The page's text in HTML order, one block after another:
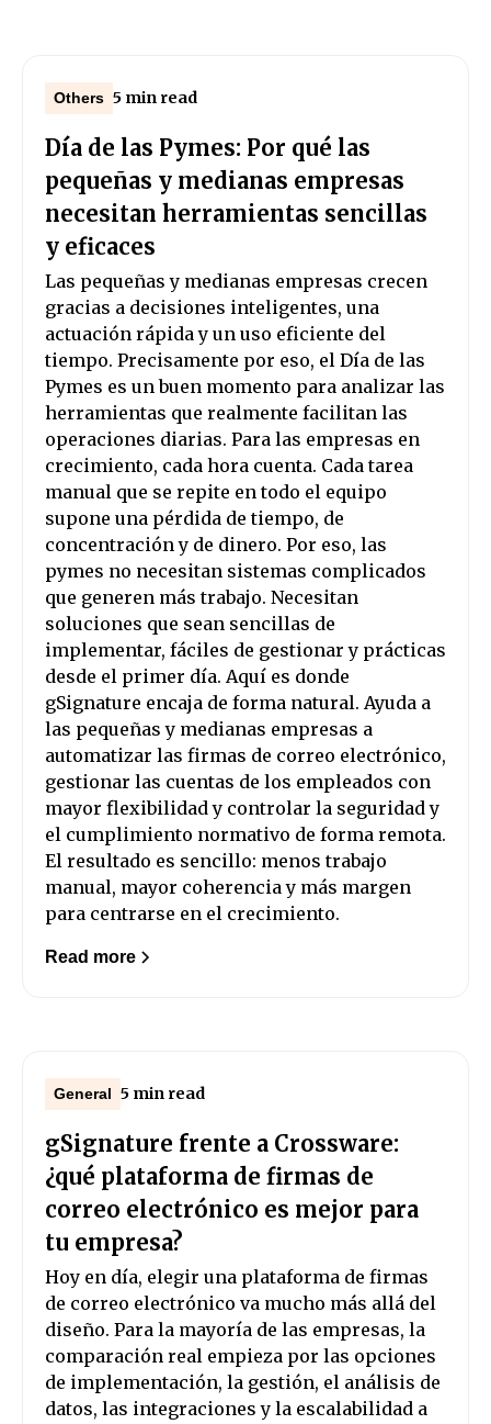
Others 5 min read
Día de las Pymes: Por qué las
pequeñas y medianas empresas
necesitan herramientas sencillas
y eficaces
Las pequeñas y medianas empresas crecen
gracias a decisiones inteligentes, una
actuación rápida y un uso eficiente del
tiempo. Precisamente por eso, el Día de las
Pymes es un buen momento para analizar las
herramientas que realmente facilitan las
operaciones diarias. Para las empresas en
crecimiento, cada hora cuenta. Cada tarea
manual que se repite en todo el equipo
supone una pérdida de tiempo, de
concentración y de dinero. Por eso, las
pymes no necesitan sistemas complicados
que generen más trabajo. Necesitan
soluciones que sean sencillas de
implementar, fáciles de gestionar y prácticas
desde el primer día. Aquí es donde
gSignature encaja de forma natural. Ayuda a
las pequeñas y medianas empresas a
automatizar las firmas de correo electrónico,
gestionar las cuentas de los empleados con
mayor flexibilidad y controlar la seguridad y
el cumplimiento normativo de forma remota.
El resultado es sencillo: menos trabajo
manual, mayor coherencia y más margen
para centrarse en el crecimiento.
Read more
General 5 min read
gSignature frente a Crossware:
¿qué plataforma de firmas de
correo electrónico es mejor para
tu empresa?
Hoy en día, elegir una plataforma de firmas
de correo electrónico va mucho más allá del
diseño. Para la mayoría de las empresas, la
comparación real empieza por las opciones
de implementación, la gestión, el análisis de
datos, las integraciones y la escalabilidad a